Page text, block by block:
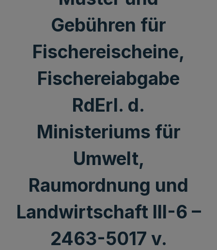
Gebühren für
Fischereischeine,
Fischereiabgabe
RdErl. d.
Ministeriums für
Umwelt,
Raumordnung und
Landwirtschaft III-6 –
2463-5017 v.